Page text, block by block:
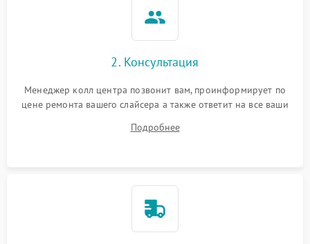
2. Консультация
Менеджер колл центра позвонит вам, проинформирует по
цене ремонта вашего слайсера а также ответит на все ваши
Подробнее